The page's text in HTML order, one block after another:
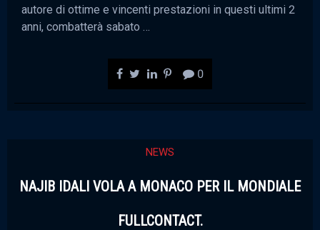
autore di ottime e vincenti prestazioni in questi ultimi 2
anni, combatterà sabato …
0
NEWS
NAJIB IDALI VOLA A MONACO PER IL MONDIALE
FULLCONTACT.